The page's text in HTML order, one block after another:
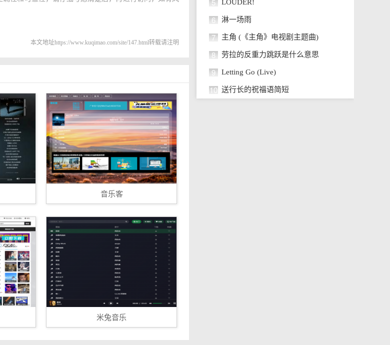
本文地址https://www.kuqimao.com/site/147.html转载请注明
音乐客
米兔音乐
LOUDER!
6 淋一场雨
7 主角 (《主角》电视剧主题曲)
8 劳拉的反重力跳跃是什么意思
9 Letting Go (Live)
10 送行长的祝福语简短